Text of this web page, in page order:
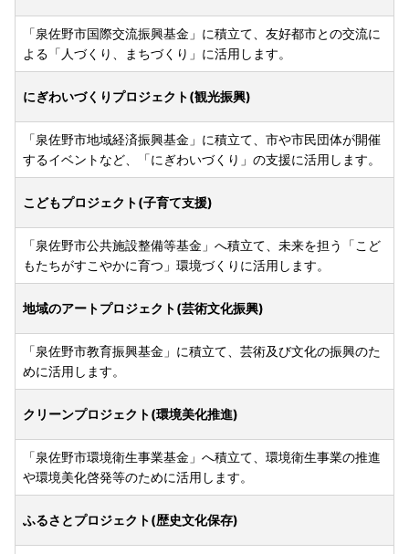
「泉佐野市国際交流振興基金」に積立て、友好都市との交流に
よる「人づくり、まちづくり」に活用します。
にぎわいづくりプロジェクト(観光振興)
「泉佐野市地域経済振興基金」に積立て、市や市民団体が開催
するイベントなど、「にぎわいづくり」の支援に活用します。
こどもプロジェクト(子育て支援)
「泉佐野市公共施設整備等基金」へ積立て、未来を担う「こど
もたちがすこやかに育つ」環境づくりに活用します。
地域のアートプロジェクト(芸術文化振興)
「泉佐野市教育振興基金」に積立て、芸術及び文化の振興のた
めに活用します。
クリーンプロジェクト(環境美化推進)
「泉佐野市環境衛生事業基金」へ積立て、環境衛生事業の推進
や環境美化啓発等のために活用します。
ふるさとプロジェクト(歴史文化保存)